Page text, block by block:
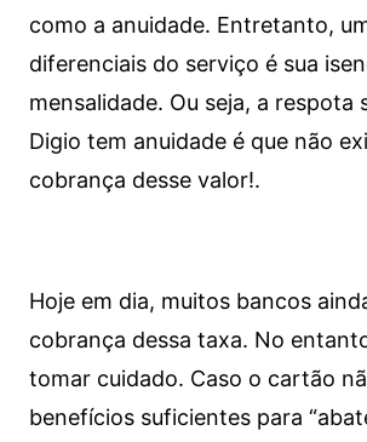
como a anuidade. Entretanto,
diferenciais do serviço é sua
mensalidade. Ou seja, a respota
Digio tem anuidade é que não
cobrança desse valor!.
Hoje em dia, muitos bancos
cobrança dessa taxa. No
tomar cuidado. Caso o cartão
benefícios suficientes para